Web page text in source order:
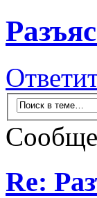
Re: